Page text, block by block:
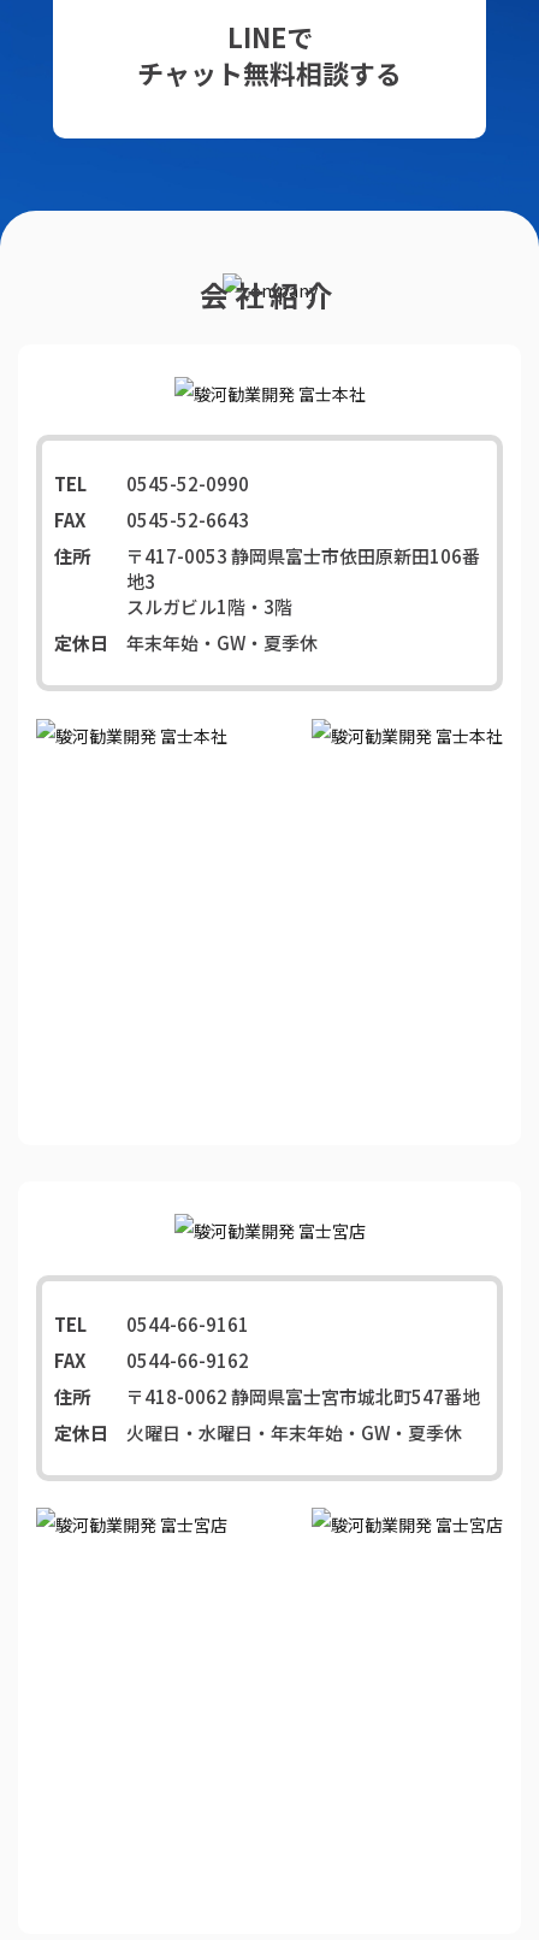
LINEで
チャット無料相談する
会社紹介
TEL
0545-52-0990
FAX
0545-52-6643
住所
〒417-0053静岡県富士市依田原新田106番
地3
スルガビル1階・3階
定休日
年末年始・GW・夏季休
TEL
0544-66-9161
FAX
0544-66-9162
住所
〒418-0062静岡県富士宮市城北町547番地
定休日
火曜日・水曜日・年末年始・GW・夏季休